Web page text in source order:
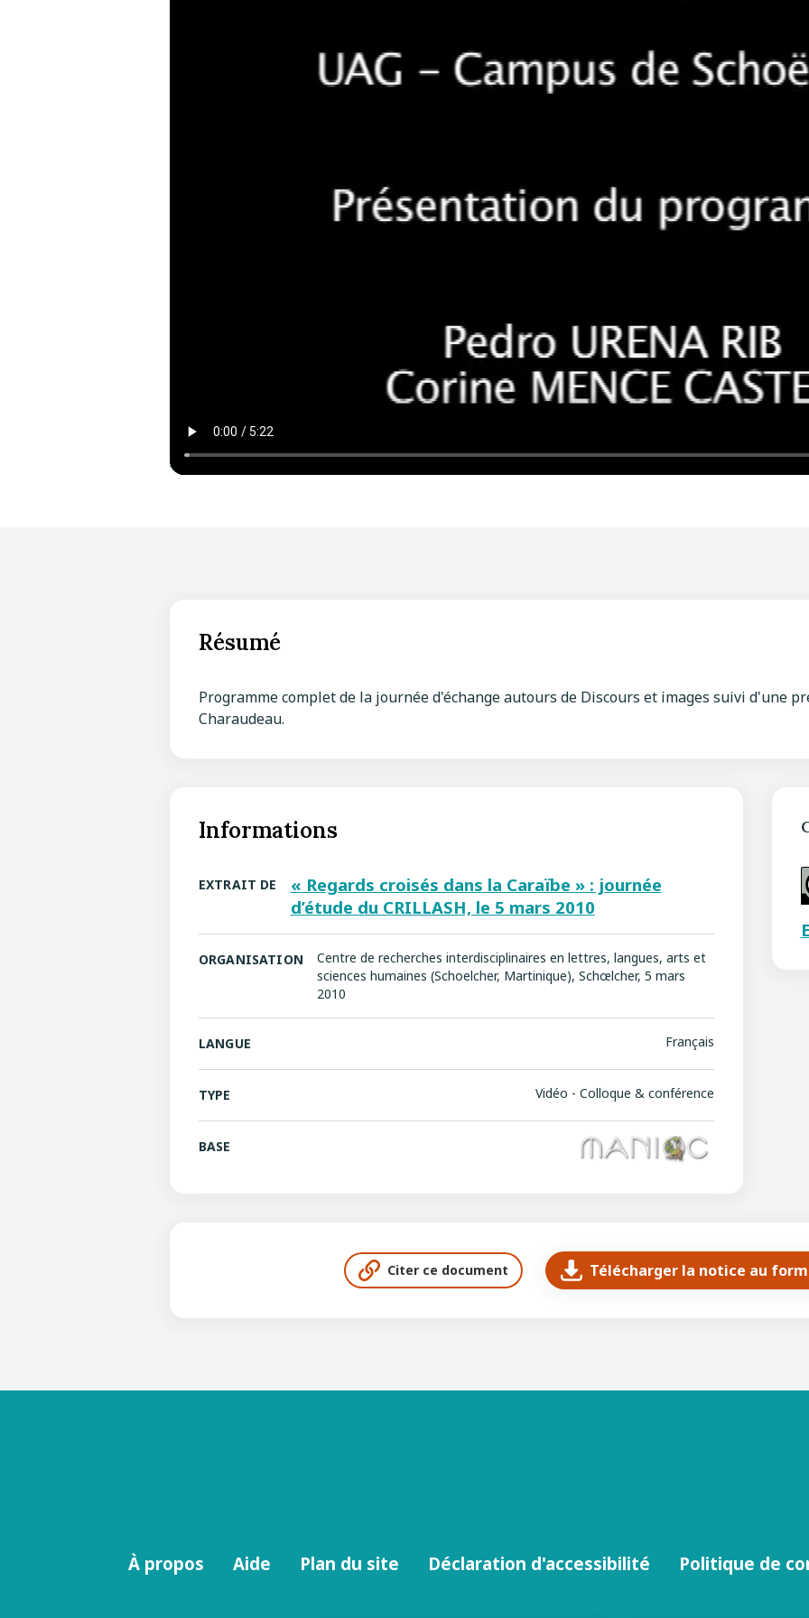
Université des Antilles et de la Guyane
Présentation du programme "Regards croisés
Ureña-Rib, Pedro Mencé-Caster, Corinne Schœlcher 5 mars 2010
Résumé
Programme complet de la journée d'échange autours de Discours et images suivi d'une
Charaudeau.
Informations
EXTRAIT DE
« Regards croisés dans la Caraïbe » : journée
d’étude du CRILLASH, le 5 mars 2010
ORGANISATION
Centre de recherches interdisciplinaires en lettres, langues, arts et
sciences humaines (Schoelcher, Martinique), Schœlcher, 5 mars
2010
LANGUE Français
TYPE Vidéo - Colloque & conférence
BASE
Citer ce document Télécharger la notice au
MenuÀ propos Aide Plan du site Déclaration d'accessibilité Politique de